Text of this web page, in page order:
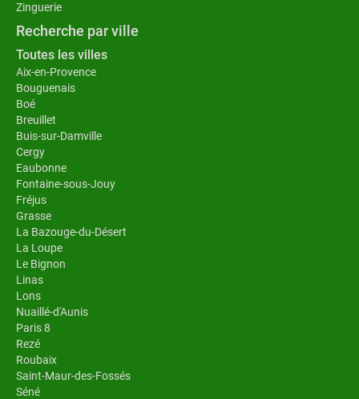
Zinguerie
Recherche par ville
Toutes les villes
Aix-en-Provence
Bouguenais
Boé
Breuillet
Buis-sur-Damville
Cergy
Eaubonne
Fontaine-sous-Jouy
Fréjus
Grasse
La Bazouge-du-Désert
La Loupe
Le Bignon
Linas
Lons
Nuaillé-d'Aunis
Paris 8
Rezé
Roubaix
Saint-Maur-des-Fossés
Séné